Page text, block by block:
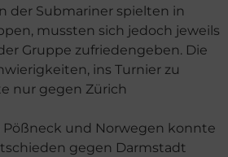
der Submariner spielten in
mussten sich jedoch jeweils
Gruppe zufriedengeben. Die
ins Turnier zu
nur gegen Zürich
Pößneck und Norwegen konnte
gegen Darmstadt